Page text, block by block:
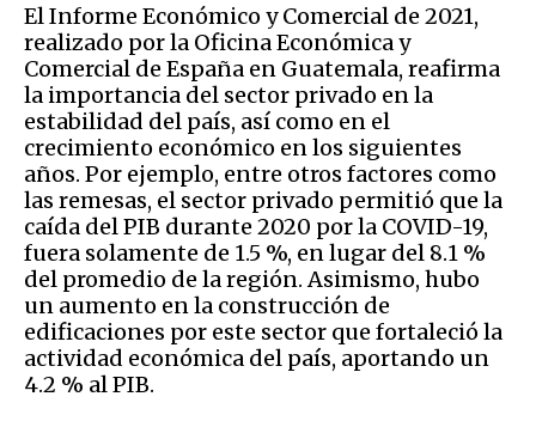
El Informe Económico y Comercial de 2021,
realizado por la Oficina Económica y
Comercial de España en Guatemala, reafirma
la importancia del sector privado en la
estabilidad del país, así como en el
crecimiento económico en los siguientes
años. Por ejemplo, entre otros factores como
las remesas, el sector privado permitió que la
caída del PIB durante 2020 por la COVID-19,
fuera solamente de 1.5 %, en lugar del 8.1 %
del promedio de la región. Asimismo, hubo
un aumento en la construcción de
edificaciones por este sector que fortaleció la
actividad económica del país, aportando un
4.2 % al PIB.